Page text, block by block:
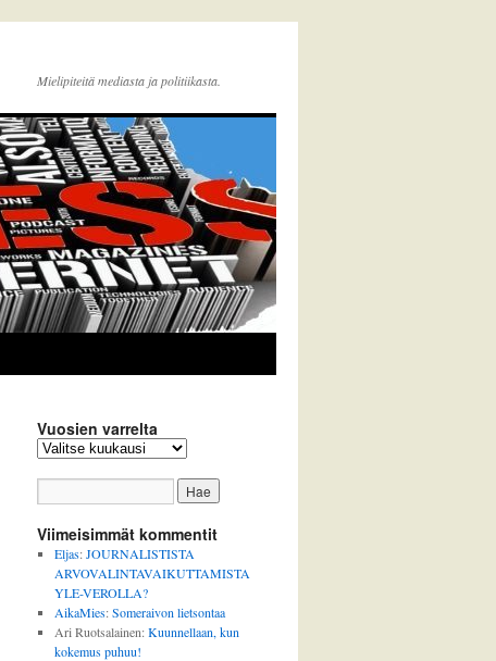
Mielipiteitä mediasta ja politiikasta.
Vuosien varrelta
Vuosien
Viimeisimmät kommentit
Eljas:JOURNALISTISTA
ARVOVALINTAVAIKUTTAMISTA
YLE-VEROLLA?
AikaMies:Someraivon lietsontaa
Ari Ruotsalainen:Kuunnellaan, kun
kokemus puhuu!